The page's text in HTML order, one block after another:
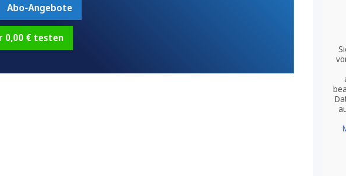
Abo-Angebote
0,00 € testen